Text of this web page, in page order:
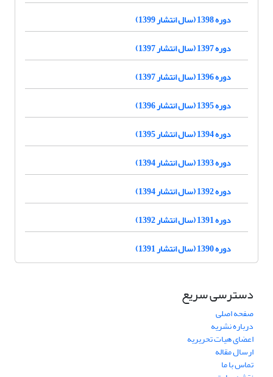
دوره 1398 (سال انتشار 1399)
دوره 1397 (سال انتشار 1397)
دوره 1396 (سال انتشار 1397)
دوره 1395 (سال انتشار 1396)
دوره 1394 (سال انتشار 1395)
دوره 1393 (سال انتشار 1394)
دوره 1392 (سال انتشار 1394)
دوره 1391 (سال انتشار 1392)
دوره 1390 (سال انتشار 1391)
دسترسی سریع
صفحه اصلی
درباره نشریه
اعضای هیات تحریریه
ارسال مقاله
تماس با ما